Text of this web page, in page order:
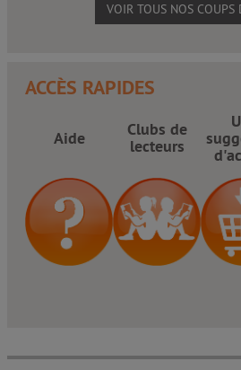
VOIR TOUS NOS COUPS
ACCÈS RAPIDES
Aide
Clubs de
lecteurs